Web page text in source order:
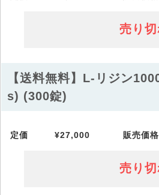
売り
【送料無料】L-リジン
s) (300錠)
定価 ¥27,000 販売価格
売り